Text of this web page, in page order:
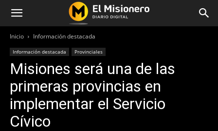
Inicio Información destacada
Información destacada Provinciales
Misiones será una de las
primeras provincias en
implementar el Servicio
Cívico